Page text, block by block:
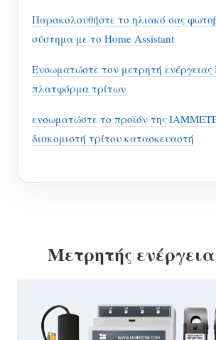
Παρακολουθήστε το ηλιακό σας
σύστημα με το Home Assistant
Ενσωματώστε τον μετρητή
πλατφόρμα τρίτων
ενσωματώστε το προϊόν της
διακομιστή τρίτου κατασκευαστή
Μετρητής